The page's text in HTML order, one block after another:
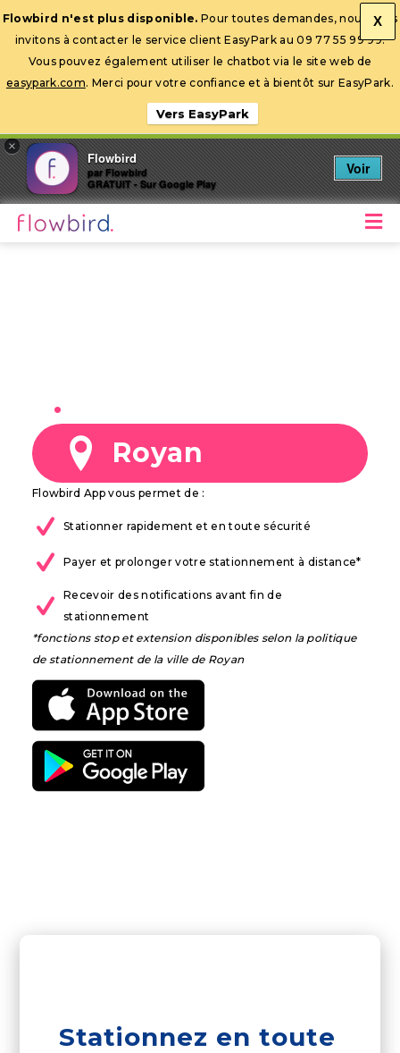
Ouvrir la barre d’outils
X
Flowbird n'est plus disponible. Pour toutes demandes, nous vous
invitons à contacter le service client EasyPark au 09 77 55 99 99.
Vous pouvez également utiliser le chatbot via le site web de
easypark.com. Merci pour votre confiance et à bientôt sur EasyPark.
Vers EasyPark
×
Flowbird
par Flowbird
GRATUIT - Sur Google Play
Voir
Royan
Flowbird App vous permet de :
Stationner rapidement et en toute sécurité
Payer et prolonger votre stationnement à distance*
Recevoir des notifications avant fin de
stationnement
*fonctions stop et extension disponibles selon la politique
de stationnement de la ville de Royan
Stationnez en toute